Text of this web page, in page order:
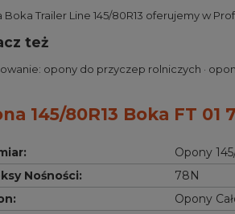
Boka Trailer Line 145/80R13 oferujemy w
też
opony do przyczep rolniczych ·
145/80R13 Boka FT
:
Opony
Nośności:
78N
:
Opony